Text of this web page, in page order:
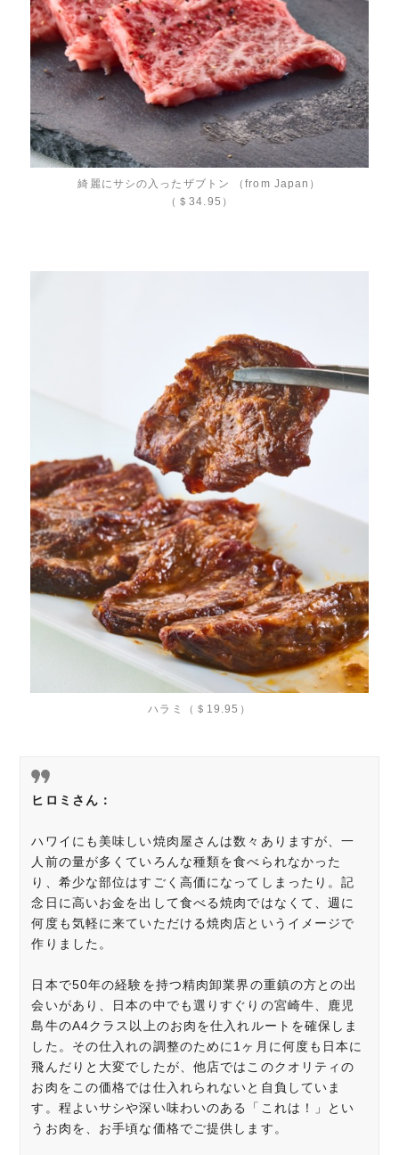
綺麗にサシの入ったザブトン （from Japan）
（＄34.95）​​
ハラミ（＄19.95）
ヒロミさん：
ハワイにも美味しい焼肉屋さんは数々ありますが、一
人前の量が多くていろんな種類を食べられなかった
り、希少な部位はすごく高価になってしまったり。記
念日に高いお金を出して食べる焼肉ではなくて、週に
何度も気軽に来ていただける焼肉店というイメージで
作りました。
日本で50年の経験を持つ精肉卸業界の重鎮の方との出
会いがあり、日本の中でも選りすぐりの宮崎牛、鹿児
島牛のA4クラス以上のお肉を仕入れルートを確保しま
した。その仕入れの調整のために1ヶ月に何度も日本に
飛んだりと大変でしたが、他店ではこのクオリティの
お肉をこの価格では仕入れられないと自負していま
す。程よいサシや深い味わいのある「これは！」とい
うお肉を、お手頃な価格でご提供します。